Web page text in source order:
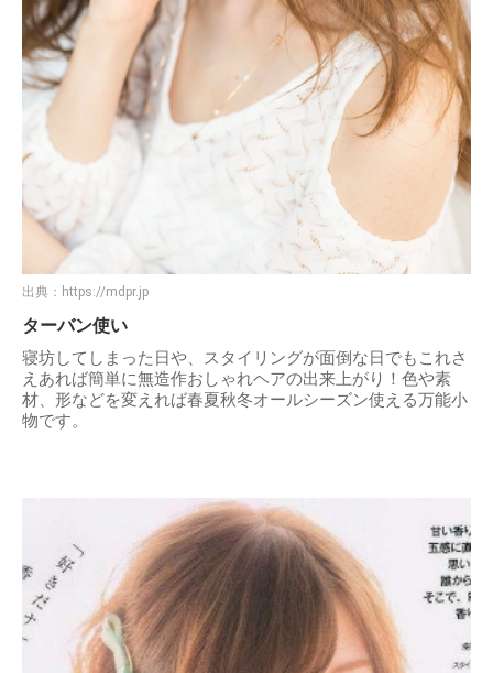
出典： https://mdpr.jp
ターバン使い
寝坊してしまった日や、スタイリングが面倒な日でもこれさ
えあれば簡単に無造作おしゃれヘアの出来上がり！色や素
材、形などを変えれば春夏秋冬オールシーズン使える万能小
物です。